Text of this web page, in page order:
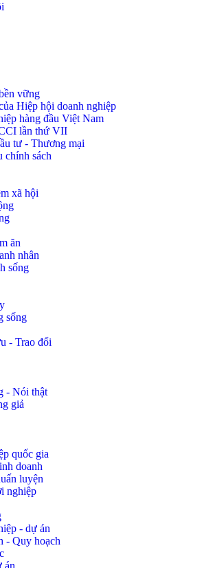
vững
Hiệp hội doanh nghiệp
hàng đầu Việt Nam
lần thứ VII
tư - Thương mại
chính sách
xã hội
ăn
nhân
sống
sống
- Trao đổi
- Nói thật
giả
quốc gia
doanh
luyện
nghiệp
- dự án
- Quy hoạch
án